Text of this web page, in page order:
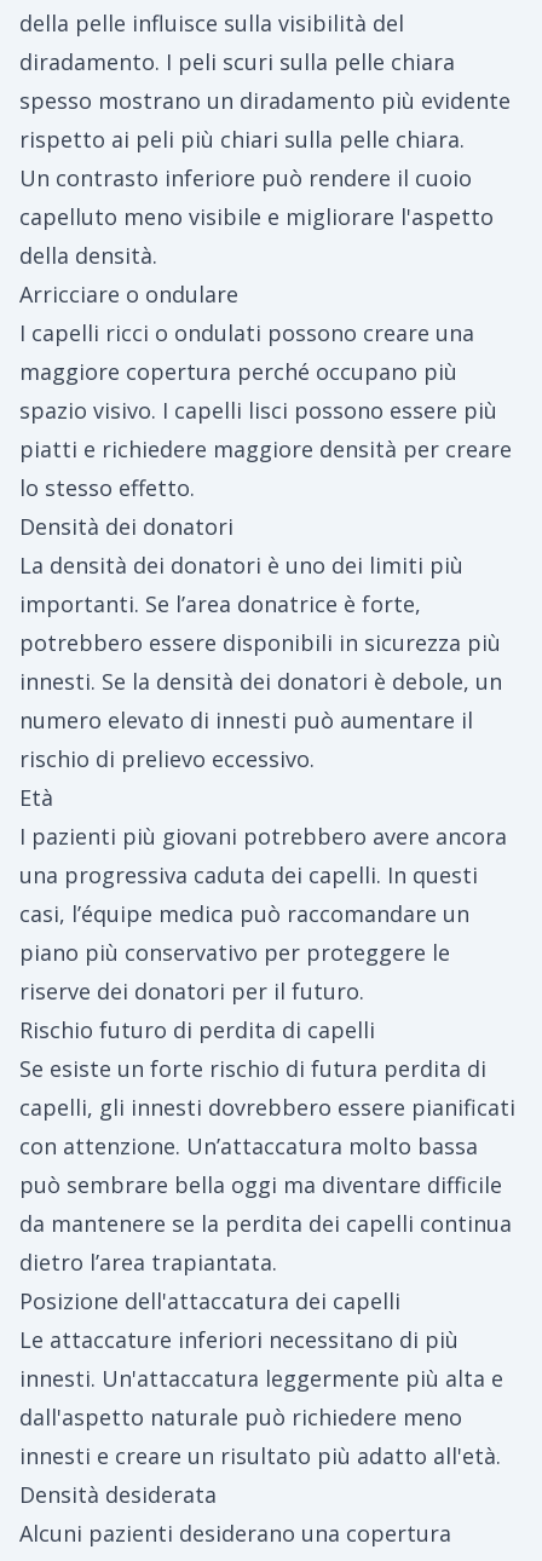
della pelle influisce sulla visibilità del
diradamento. I peli scuri sulla pelle chiara
spesso mostrano un diradamento più evidente
rispetto ai peli più chiari sulla pelle chiara.
Un contrasto inferiore può rendere il cuoio
capelluto meno visibile e migliorare l'aspetto
della densità.
Arricciare o ondulare
I capelli ricci o ondulati possono creare una
maggiore copertura perché occupano più
spazio visivo. I capelli lisci possono essere più
piatti e richiedere maggiore densità per creare
lo stesso effetto.
Densità dei donatori
La densità dei donatori è uno dei limiti più
importanti. Se l’area donatrice è forte,
potrebbero essere disponibili in sicurezza più
innesti. Se la densità dei donatori è debole, un
numero elevato di innesti può aumentare il
rischio di prelievo eccessivo.
Età
I pazienti più giovani potrebbero avere ancora
una progressiva caduta dei capelli. In questi
casi, l’équipe medica può raccomandare un
piano più conservativo per proteggere le
riserve dei donatori per il futuro.
Rischio futuro di perdita di capelli
Se esiste un forte rischio di futura perdita di
capelli, gli innesti dovrebbero essere pianificati
con attenzione. Un’attaccatura molto bassa
può sembrare bella oggi ma diventare difficile
da mantenere se la perdita dei capelli continua
dietro l’area trapiantata.
Posizione dell'attaccatura dei capelli
Le attaccature inferiori necessitano di più
innesti. Un'attaccatura leggermente più alta e
dall'aspetto naturale può richiedere meno
innesti e creare un risultato più adatto all'età.
Densità desiderata
Alcuni pazienti desiderano una copertura